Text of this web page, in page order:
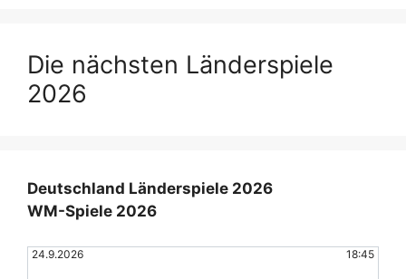
Die nächsten Länderspiele
2026
Deutschland Länderspiele 2026
WM-Spiele 2026
24.9.2026 18:45